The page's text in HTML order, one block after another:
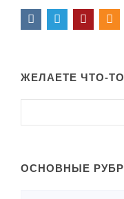
ЖЕЛАЕТЕ ЧТО-
ОСНОВНЫЕ